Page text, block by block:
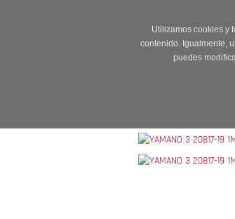
Utilizamos cookies y
contenido. Igualmente,
puedes